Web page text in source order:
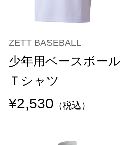
ZETT BASEBALL
少年用ベースボール
Ｔシャツ
¥2,530 （税込）